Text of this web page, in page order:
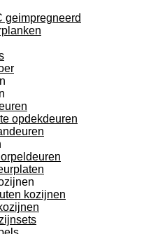
geimpregneerd
opdekdeuren
kozijnen